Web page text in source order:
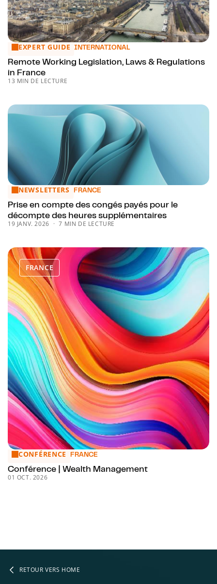
Remote Working Legislation, Laws & Regulations in France
EXPERT GUIDE INTERNATIONAL
Remote Working Legislation, Laws & Regulations
in France
13 MIN DE LECTURE
Prise en compte des congés payés pour le décompte des
NEWSLETTERS FRANCE
Prise en compte des congés payés pour le
décompte des heures supplémentaires
19 JANV. 2026 7 MIN DE LECTURE
FRANCE
Conférence | Wealth Management
CONFÉRENCE FRANCE
Conférence | Wealth Management
01 OCT. 2026
RETOUR VERS HOME